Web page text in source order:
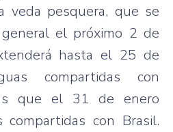
veda pesquera, que se
el próximo 2 de
hasta el 25 de
compartidas con
que el 31 de enero
compartidas con Brasil.